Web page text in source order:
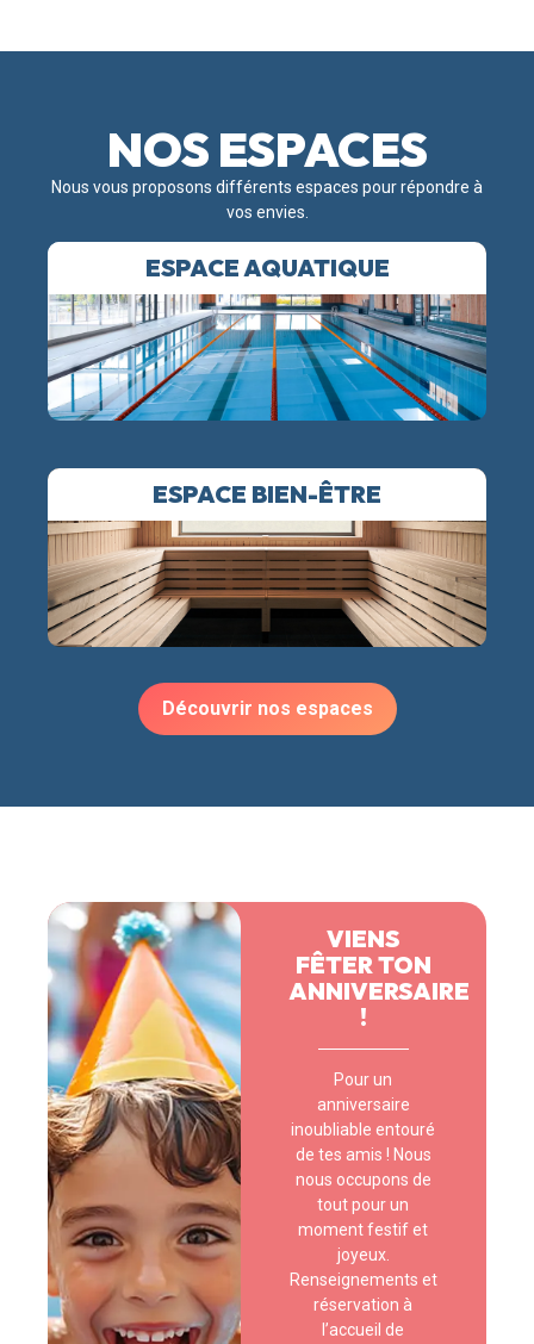
NOS ESPACES
Nous vous proposons différents espaces pour répondre à
vos envies.
ESPACE AQUATIQUE
ESPACE BIEN-ÊTRE
Découvrir nos espaces
VIENS
FÊTER TON
ANNIVERSAIRE
!
Pour un
anniversaire
inoubliable entouré
de tes amis ! Nous
nous occupons de
tout pour un
moment festif et
joyeux.
Renseignements et
réservation à
l’accueil de